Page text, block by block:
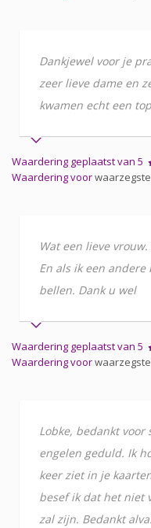
Dankjewel voor je
zeer lieve dame en
kwamen echt een
Waardering geplaatst van 5
Waardering voor
Wat een lieve
En als ik een andere
bellen. Dank u wel
Waardering geplaatst van 5
Waardering voor
Lobke, bedankt
engelen geduld. Ik
keer ziet in je
besef ik dat het niet
zal zijn. Bedankt